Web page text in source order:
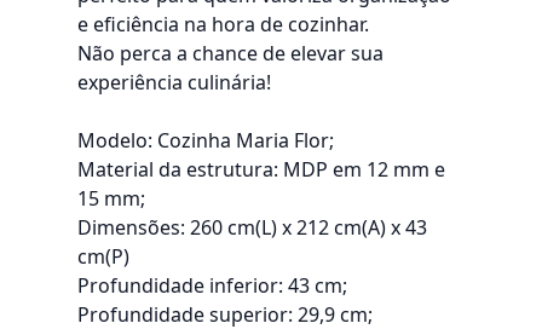
e eficiência na hora de cozinhar.
Não perca a chance de elevar sua
experiência culinária!
Modelo: Cozinha Maria Flor;
Material da estrutura: MDP em 12 mm e
15 mm;
Dimensões: 260 cm(L) x 212 cm(A) x 43
cm(P)
Profundidade inferior: 43 cm;
Profundidade superior: 29,9 cm;